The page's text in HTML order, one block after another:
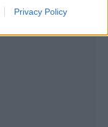
Privacy Policy